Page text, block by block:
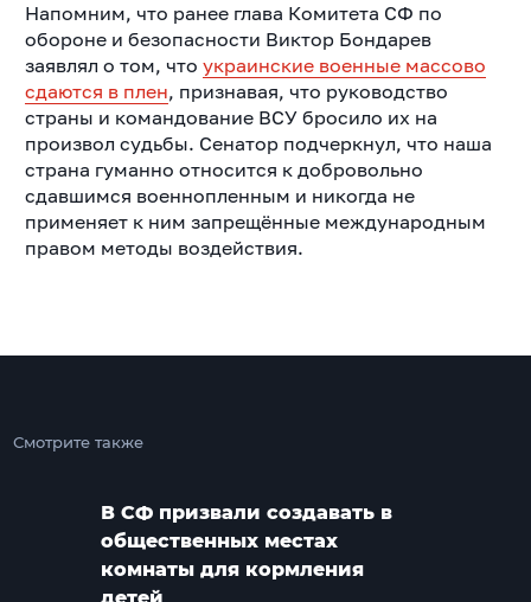
Напомним, что ранее глава Комитета СФ по
обороне и безопасности Виктор Бондарев
заявлял о том, что украинские военные массово
сдаются в плен, признавая, что руководство
страны и командование ВСУ бросило их на
произвол судьбы. Сенатор подчеркнул, что наша
страна гуманно относится к добровольно
сдавшимся военнопленным и никогда не
применяет к ним запрещённые международным
правом методы воздействия.
Смотрите также
В СФ призвали создавать в
общественных местах
комнаты для кормления